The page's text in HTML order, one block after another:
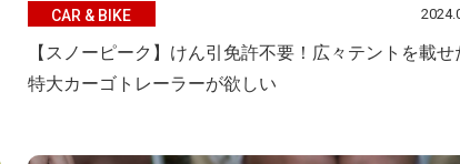
CAR & BIKE
【スノーピーク】けん引免許不要！広々テントを載せ
特大カーゴトレーラーが欲しい